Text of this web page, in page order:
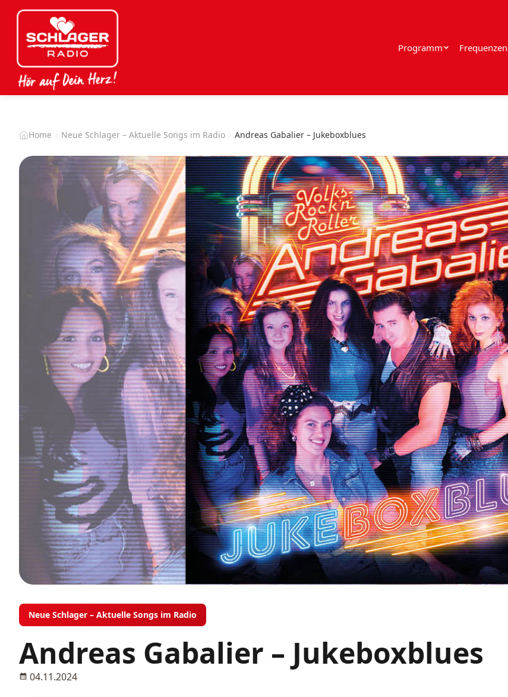
Programm Frequenzen
Home Neue Schlager – Aktuelle Songs im Radio Andreas Gabalier – Jukeboxblues
Neue Schlager – Aktuelle Songs im Radio
Andreas Gabalier – Jukeboxblues
04.11.2024